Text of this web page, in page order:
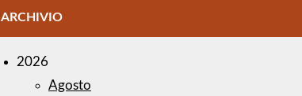
ARCHIVIO
2026
Agosto